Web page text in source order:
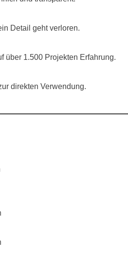
Detail geht verloren.
über 1.500 Projekten Erfahrung.
direkten Verwendung.